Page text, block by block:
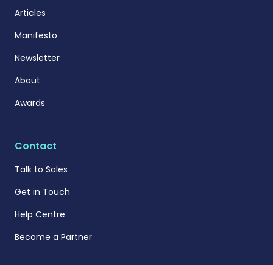
Articles
Manifesto
Newsletter
About
Awards
Contact
Talk to Sales
Get in Touch
Help Centre
Become a Partner